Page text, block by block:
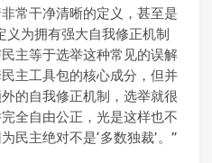
常干净清晰的定义，甚至是
义为拥有强大自我修正机制
主等于选举这种常见的误解
主工具包的核心成分，但并
的自我修正机制，选举就很
全自由公正，光是这样也不
民主绝对不是‘多数独裁’。”